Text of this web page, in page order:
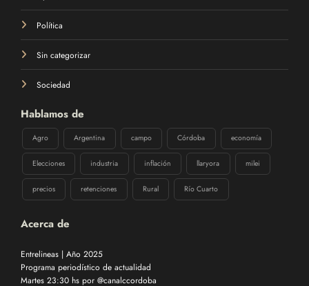
Política
Sin categorizar
Sociedad
Hablamos de
Agro Argentina campo Córdoba economía
Elecciones industria inflación llaryora milei
precios retenciones Rural Río Cuarto
Acerca de
Entrelineas | Año 2025
Programa periodístico de actualidad
Martes 23:30 hs por @canalccordoba